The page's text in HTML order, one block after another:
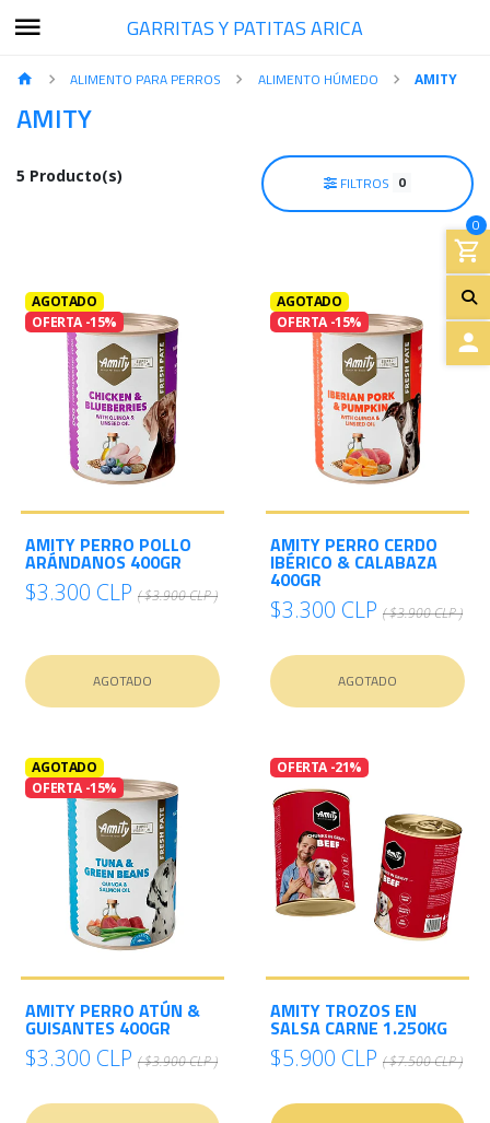
GARRITAS Y PATITAS ARICA
0
ALIMENTO PARA PERROS ALIMENTO HÚMEDO AMITY
AMITY
5 Producto(s) FILTROS 0
AGOTADO
OFERTA -15%
AMITY PERRO POLLO
ARÁNDANOS 400GR
$3.300 CLP ( $3.900 CLP )
AGOTADO
AGOTADO
OFERTA -15%
AMITY PERRO CERDO
IBÉRICO & CALABAZA
400GR
$3.300 CLP ( $3.900 CLP )
AGOTADO
AGOTADO
OFERTA -15%
AMITY PERRO ATÚN &
GUISANTES 400GR
$3.300 CLP ( $3.900 CLP )
OFERTA -21%
AMITY TROZOS EN
SALSA CARNE 1.250KG
$5.900 CLP ( $7.500 CLP )